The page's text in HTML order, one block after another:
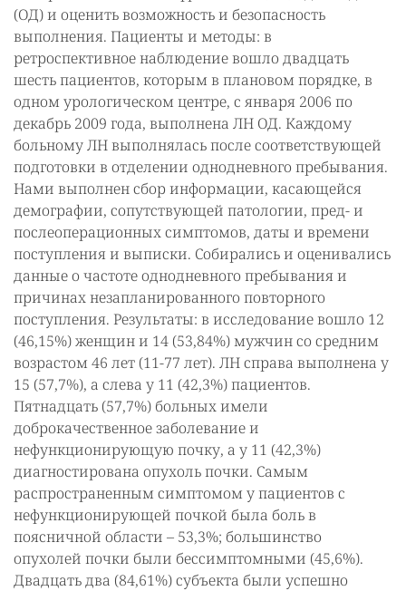
(ОД) и оценить возможность и безопасность
выполнения. Пациенты и методы: в
ретроспективное наблюдение вошло двадцать
шесть пациентов, которым в плановом порядке, в
одном урологическом центре, с января 2006 по
декабрь 2009 года, выполнена ЛН ОД. Каждому
больному ЛН выполнялась после соответствующей
подготовки в отделении однодневного пребывания.
Нами выполнен сбор информации, касающейся
демографии, сопутствующей патологии, пред- и
послеоперационных симптомов, даты и времени
поступления и выписки. Собирались и оценивались
данные о частоте однодневного пребывания и
причинах незапланированного повторного
поступления. Результаты: в исследование вошло 12
(46,15%) женщин и 14 (53,84%) мужчин со средним
возрастом 46 лет (11-77 лет). ЛН справа выполнена у
15 (57,7%), а слева у 11 (42,3%) пациентов.
Пятнадцать (57,7%) больных имели
доброкачественное заболевание и
нефункционирующую почку, а у 11 (42,3%)
диагностирована опухоль почки. Самым
распространенным симптомом у пациентов с
нефункционирующей почкой была боль в
поясничной области – 53,3%; большинство
опухолей почки были бессимптомными (45,6%).
Двадцать два (84,61%) субъекта были успешно